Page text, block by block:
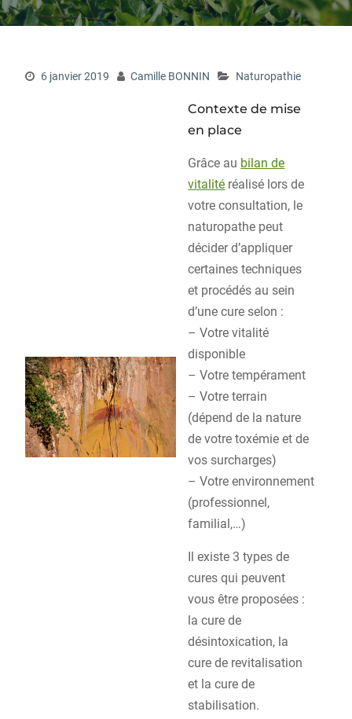
6 janvier 2019 Camille BONNIN Naturopathie
Contexte de mise
en place
Grâce au bilan de
vitalité réalisé lors de
votre consultation, le
naturopathe peut
décider d’appliquer
certaines techniques
et procédés au sein
d’une cure selon :
– Votre vitalité
disponible
– Votre tempérament
– Votre terrain
(dépend de la nature
de votre toxémie et de
vos surcharges)
– Votre environnement
(professionnel,
familial,…)
Il existe 3 types de
cures qui peuvent
vous être proposées :
la cure de
désintoxication, la
cure de revitalisation
et la cure de
stabilisation.